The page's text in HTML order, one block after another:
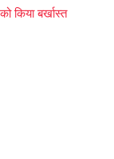
किया बर्खास्त